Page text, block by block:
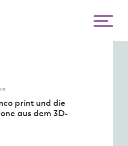
print und die
aus dem 3D-